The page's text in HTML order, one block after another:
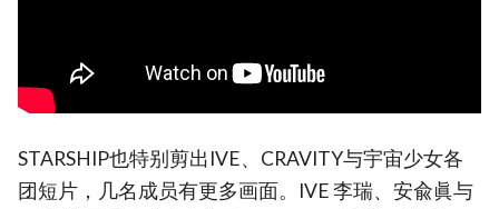
STARSHIP也特别剪出IVE、CRAVITY与宇宙少女各
团短片，几名成员有更多画面。IVE 李瑞、安兪眞与